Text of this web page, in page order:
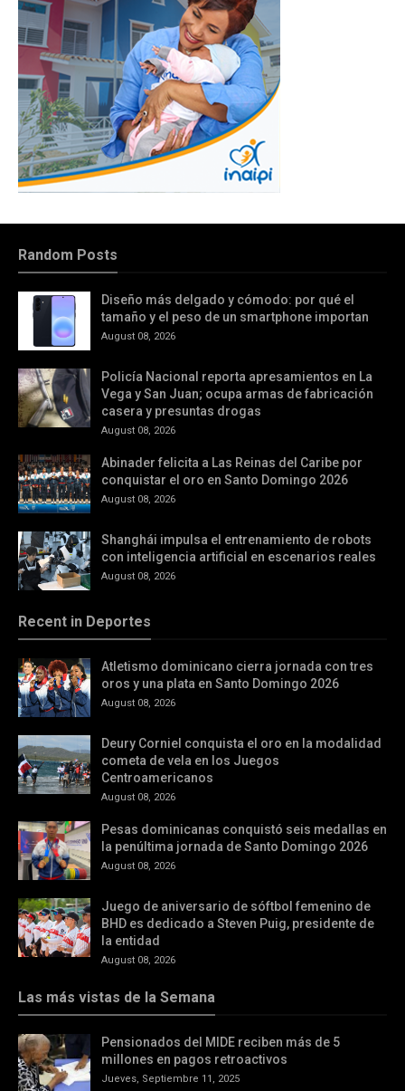
Random Posts
Diseño más delgado y cómodo: por qué el
tamaño y el peso de un smartphone importan
August 08, 2026
Policía Nacional reporta apresamientos en La
Vega y San Juan; ocupa armas de fabricación
casera y presuntas drogas
August 08, 2026
Abinader felicita a Las Reinas del Caribe por
conquistar el oro en Santo Domingo 2026
August 08, 2026
Shanghái impulsa el entrenamiento de robots
con inteligencia artificial en escenarios reales
August 08, 2026
Recent in Deportes
Atletismo dominicano cierra jornada con tres
oros y una plata en Santo Domingo 2026
August 08, 2026
Deury Corniel conquista el oro en la modalidad
cometa de vela en los Juegos
Centroamericanos
August 08, 2026
Pesas dominicanas conquistó seis medallas en
la penúltima jornada de Santo Domingo 2026
August 08, 2026
Juego de aniversario de sóftbol femenino de
BHD es dedicado a Steven Puig, presidente de
la entidad
August 08, 2026
Las más vistas de la Semana
Pensionados del MIDE reciben más de 5
millones en pagos retroactivos
Jueves, Septiembre 11, 2025